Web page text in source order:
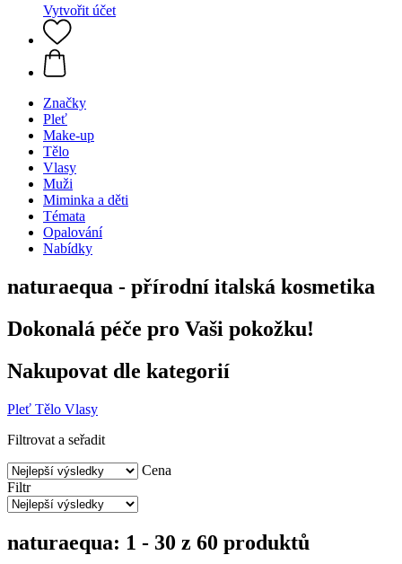
Vytvořit účet
Značky
Pleť
Make-up
Tělo
Vlasy
Muži
Miminka a děti
Témata
Opalování
Nabídky
naturaequa - přírodní italská kosmetika
Dokonalá péče pro Vaši pokožku!
Nakupovat dle kategorií
Pleť Tělo Vlasy
Filtrovat a seřadit
Cena
Filtr
naturaequa: 1 - 30 z 60 produktů